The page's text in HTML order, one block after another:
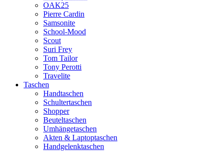
OAK25
Pierre Cardin
Samsonite
School-Mood
Scout
Suri Frey
Tom Tailor
Tony Perotti
Travelite
Taschen
Handtaschen
Schultertaschen
Shopper
Beuteltaschen
Umhängetaschen
Akten & Laptoptaschen
Handgelenktaschen